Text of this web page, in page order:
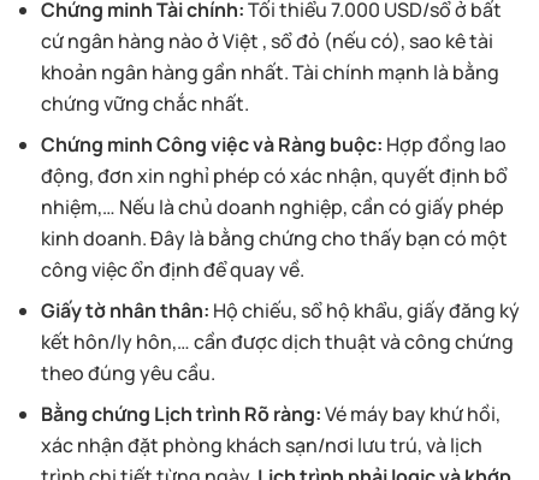
Chứng minh Tài chính:Tối thiểu 7.000 USD/sổ ở bất
cứ ngân hàng nào ở Việt , sổ đỏ (nếu có), sao kê tài
khoản ngân hàng gần nhất. Tài chính mạnh là bằng
chứng vững chắc nhất.
Chứng minh Công việc và Ràng buộc: Hợp đồng lao
động, đơn xin nghỉ phép có xác nhận, quyết định bổ
nhiệm,… Nếu là chủ doanh nghiệp, cần có giấy phép
kinh doanh. Đây là bằng chứng cho thấy bạn có một
công việc ổn định để quay về.
Giấy tờ nhân thân: Hộ chiếu, sổ hộ khẩu, giấy đăng ký
kết hôn/ly hôn,… cần được dịch thuật và công chứng
theo đúng yêu cầu.
Bằng chứng Lịch trình Rõ ràng:Vé máy bay khứ hồi,
xác nhận đặt phòng khách sạn/nơi lưu trú, và lịch